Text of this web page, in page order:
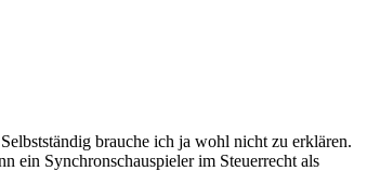
brauche ich ja wohl nicht zu erklären.
ein Synchronschauspieler im Steuerrecht als